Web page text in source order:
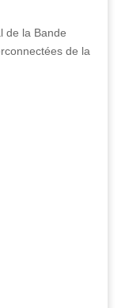
de la Bande
de la